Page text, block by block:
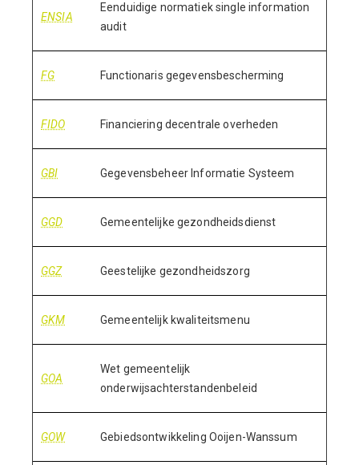
ENSIA
Eenduidige normatiek single information
audit
FG Functionaris gegevensbescherming
FIDO Financiering decentrale overheden
GBI Gegevensbeheer Informatie Systeem
GGD Gemeentelijke gezondheidsdienst
GGZ Geestelijke gezondheidszorg
GKM Gemeentelijk kwaliteitsmenu
GOA
Wet gemeentelijk
onderwijsachterstandenbeleid
GOW Gebiedsontwikkeling Ooijen-Wanssum